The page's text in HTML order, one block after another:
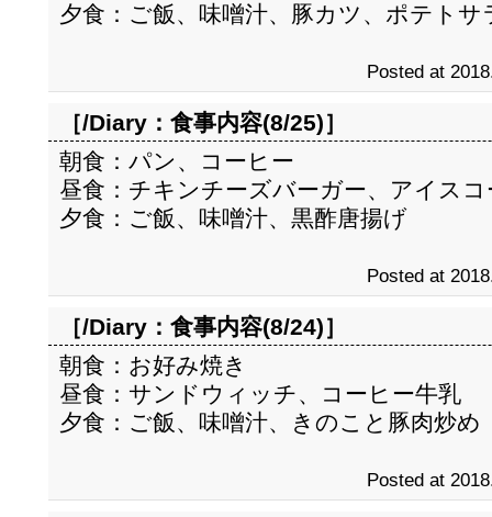
夕食：ご飯、味噌汁、豚カツ、ポテトサ
Posted at
［/Diary： 食事内容(8/25)］
朝食：パン、コーヒー
昼食：チキンチーズバーガー、アイスコ
夕食：ご飯、味噌汁、黒酢唐揚げ
Posted at
［/Diary： 食事内容(8/24)］
朝食：お好み焼き
昼食：サンドウィッチ、コーヒー牛乳
夕食：ご飯、味噌汁、きのこと豚肉炒め
Posted at